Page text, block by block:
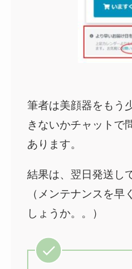
筆者は美顔器をもう
きないかチャットで
あります。
結果は、翌日発送し
（メンテナンスを早
しょうか。。）